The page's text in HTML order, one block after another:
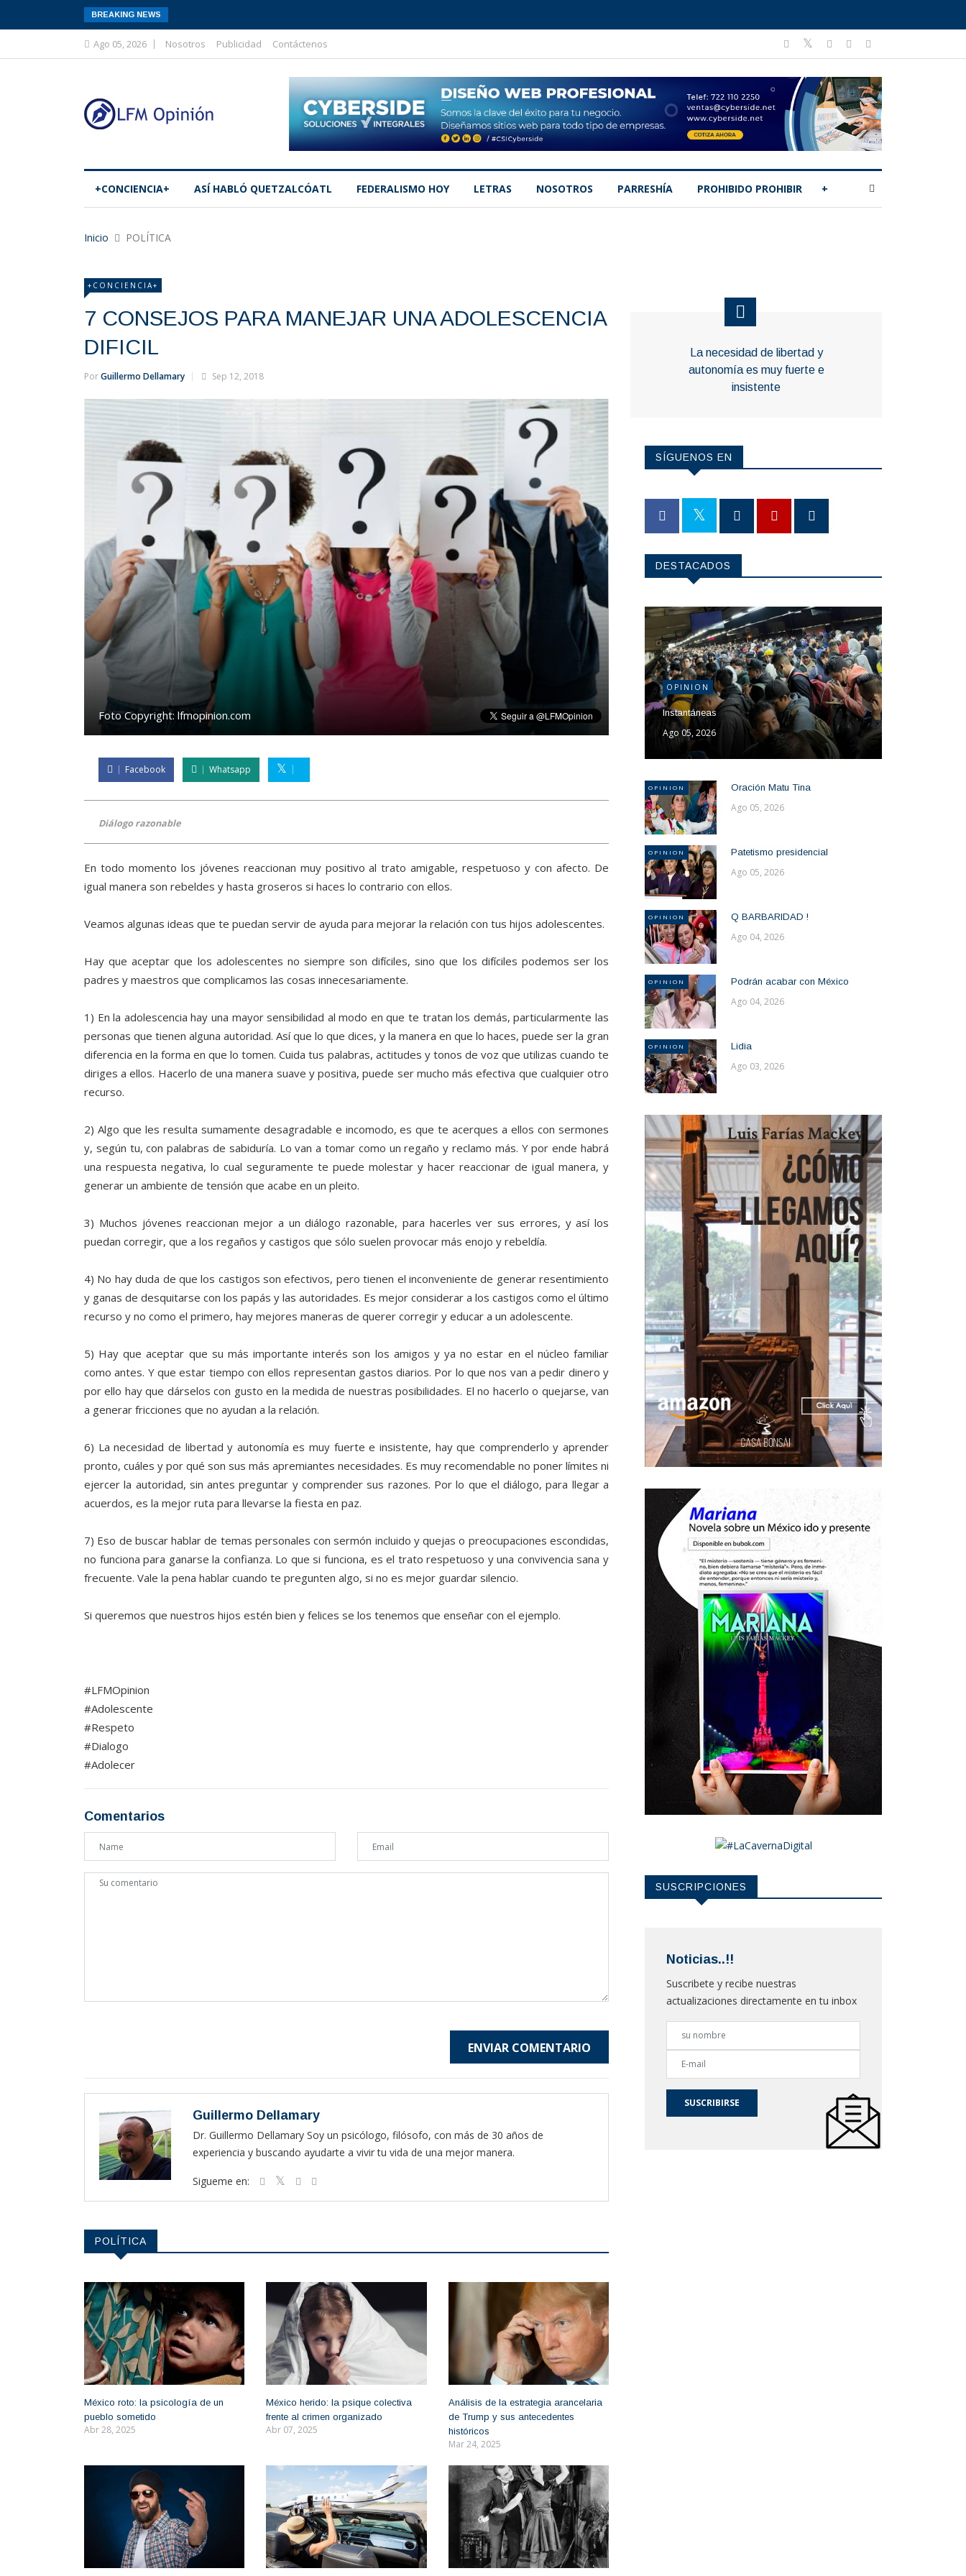
BREAKING NEWS
Ago 05, 2026 Nosotros Publicidad Contáctenos
+CONCIENCIA+ ASÍ­ HABLÓ QUETZALCÓATL FEDERALISMO HOY LETRAS NOSOTROS PARRESHÍA PROHIBIDO PROHIBIR +
Inicio POLÍTICA
+CONCIENCIA+
7 CONSEJOS PARA MANEJAR UNA ADOLESCENCIA
DIFICIL
PorGuillermo Dellamary Sep 12, 2018
Foto Copyright: lfmopinion.com
Facebook Whatsapp
Diálogo razonable
En todo momento los jóvenes reaccionan muy positivo al trato amigable, respetuoso y con afecto. De
igual manera son rebeldes y hasta groseros si haces lo contrario con ellos.
Veamos algunas ideas que te puedan servir de ayuda para mejorar la relación con tus hijos adolescentes.
Hay que aceptar que los adolescentes no siempre son difíciles, sino que los difíciles podemos ser los
padres y maestros que complicamos las cosas innecesariamente.
1) En la adolescencia hay una mayor sensibilidad al modo en que te tratan los demás, particularmente las
personas que tienen alguna autoridad. Así que lo que dices, y la manera en que lo haces, puede ser la gran
diferencia en la forma en que lo tomen. Cuida tus palabras, actitudes y tonos de voz que utilizas cuando te
diriges a ellos. Hacerlo de una manera suave y positiva, puede ser mucho más efectiva que cualquier otro
recurso.
2) Algo que les resulta sumamente desagradable e incomodo, es que te acerques a ellos con sermones
y, según tu, con palabras de sabiduría. Lo van a tomar como un regaño y reclamo más. Y por ende habrá
una respuesta negativa, lo cual seguramente te puede molestar y hacer reaccionar de igual manera, y
generar un ambiente de tensión que acabe en un pleito.
3) Muchos jóvenes reaccionan mejor a un diálogo razonable, para hacerles ver sus errores, y así los
puedan corregir, que a los regaños y castigos que sólo suelen provocar más enojo y rebeldía.
4) No hay duda de que los castigos son efectivos, pero tienen el inconveniente de generar resentimiento
y ganas de desquitarse con los papás y las autoridades. Es mejor considerar a los castigos como el último
recurso y no como el primero, hay mejores maneras de querer corregir y educar a un adolescente.
5) Hay que aceptar que su más importante interés son los amigos y ya no estar en el núcleo familiar
como antes. Y que estar tiempo con ellos representan gastos diarios. Por lo que nos van a pedir dinero y
por ello hay que dárselos con gusto en la medida de nuestras posibilidades. El no hacerlo o quejarse, van
a generar fricciones que no ayudan a la relación.
6) La necesidad de libertad y autonomía es muy fuerte e insistente, hay que comprenderlo y aprender
pronto, cuáles y por qué son sus más apremiantes necesidades. Es muy recomendable no poner límites ni
ejercer la autoridad, sin antes preguntar y comprender sus razones. Por lo que el diálogo, para llegar a
acuerdos, es la mejor ruta para llevarse la fiesta en paz.
7) Eso de buscar hablar de temas personales con sermón incluido y quejas o preocupaciones escondidas,
no funciona para ganarse la confianza. Lo que si funciona, es el trato respetuoso y una convivencia sana y
frecuente. Vale la pena hablar cuando te pregunten algo, si no es mejor guardar silencio.
Si queremos que nuestros hijos estén bien y felices se los tenemos que enseñar con el ejemplo.
#LFMOpinion
#Adolescente
#Respeto
#Dialogo
#Adolecer
Comentarios
ENVIAR COMENTARIO
Guillermo Dellamary
Dr. Guillermo Dellamary Soy un psicólogo, filósofo, con más de 30 años de
experiencia y buscando ayudarte a vivir tu vida de una mejor manera.
Sigueme en:
POLÍTICA
México roto: la psicología de un
pueblo sometido
Abr 28, 2025
México herido: la psique colectiva
frente al crimen organizado
Abr 07, 2025
Análisis de la estrategia arancelaria
de Trump y sus antecedentes
históricos
Mar 24, 2025
La necesidad de libertad y
autonomía es muy fuerte e
insistente
SÍGUENOS EN
DESTACADOS
OPINION
Instantáneas
Ago 05, 2026
OPINION Oración Matu Tina
Ago 05, 2026
OPINION Patetismo presidencial
Ago 05, 2026
OPINION Q BARBARIDAD !
Ago 04, 2026
OPINION Podrán acabar con México
Ago 04, 2026
OPINION Lidia
Ago 03, 2026
SUSCRIPCIONES
Noticias..!!
Suscribete y recibe nuestras
actualizaciones directamente en tu inbox
SUSCRIBIRSE